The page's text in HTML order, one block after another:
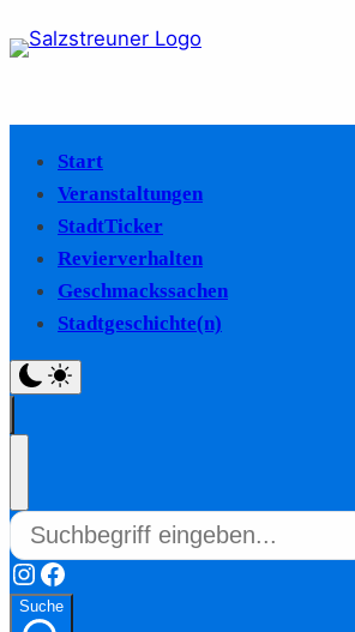
Start
Veranstaltungen
StadtTicker
Revierverhalten
Geschmackssachen
Stadtgeschichte(n)
Instagram
Facebook
Suche